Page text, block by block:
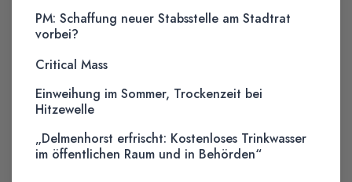
PM: Schaffung neuer Stabsstelle am Stadtrat
vorbei?
Critical Mass
Einweihung im Sommer, Trockenzeit bei
Hitzewelle
„Delmenhorst erfrischt: Kostenloses Trinkwasser
im öffentlichen Raum und in Behörden“